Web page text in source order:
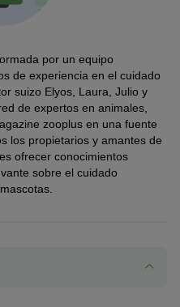
por un equipo
de experiencia en el cuidado
suizo Elyos, Laura, Julio y
de expertos en animales,
zooplus en una fuente
los propietarios y amantes de
ofrecer conocimientos
sobre el cuidado